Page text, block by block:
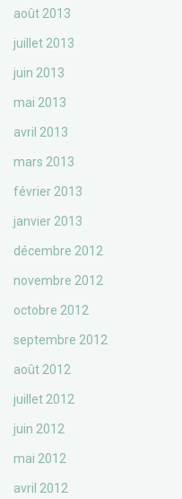
août 2013
juillet 2013
juin 2013
mai 2013
avril 2013
mars 2013
février 2013
janvier 2013
décembre 2012
novembre 2012
octobre 2012
septembre 2012
août 2012
juillet 2012
juin 2012
mai 2012
avril 2012